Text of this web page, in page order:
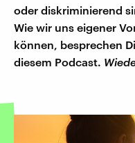
oder diskriminierend
Wie wir uns eigener
können, besprechen
diesem Podcast.